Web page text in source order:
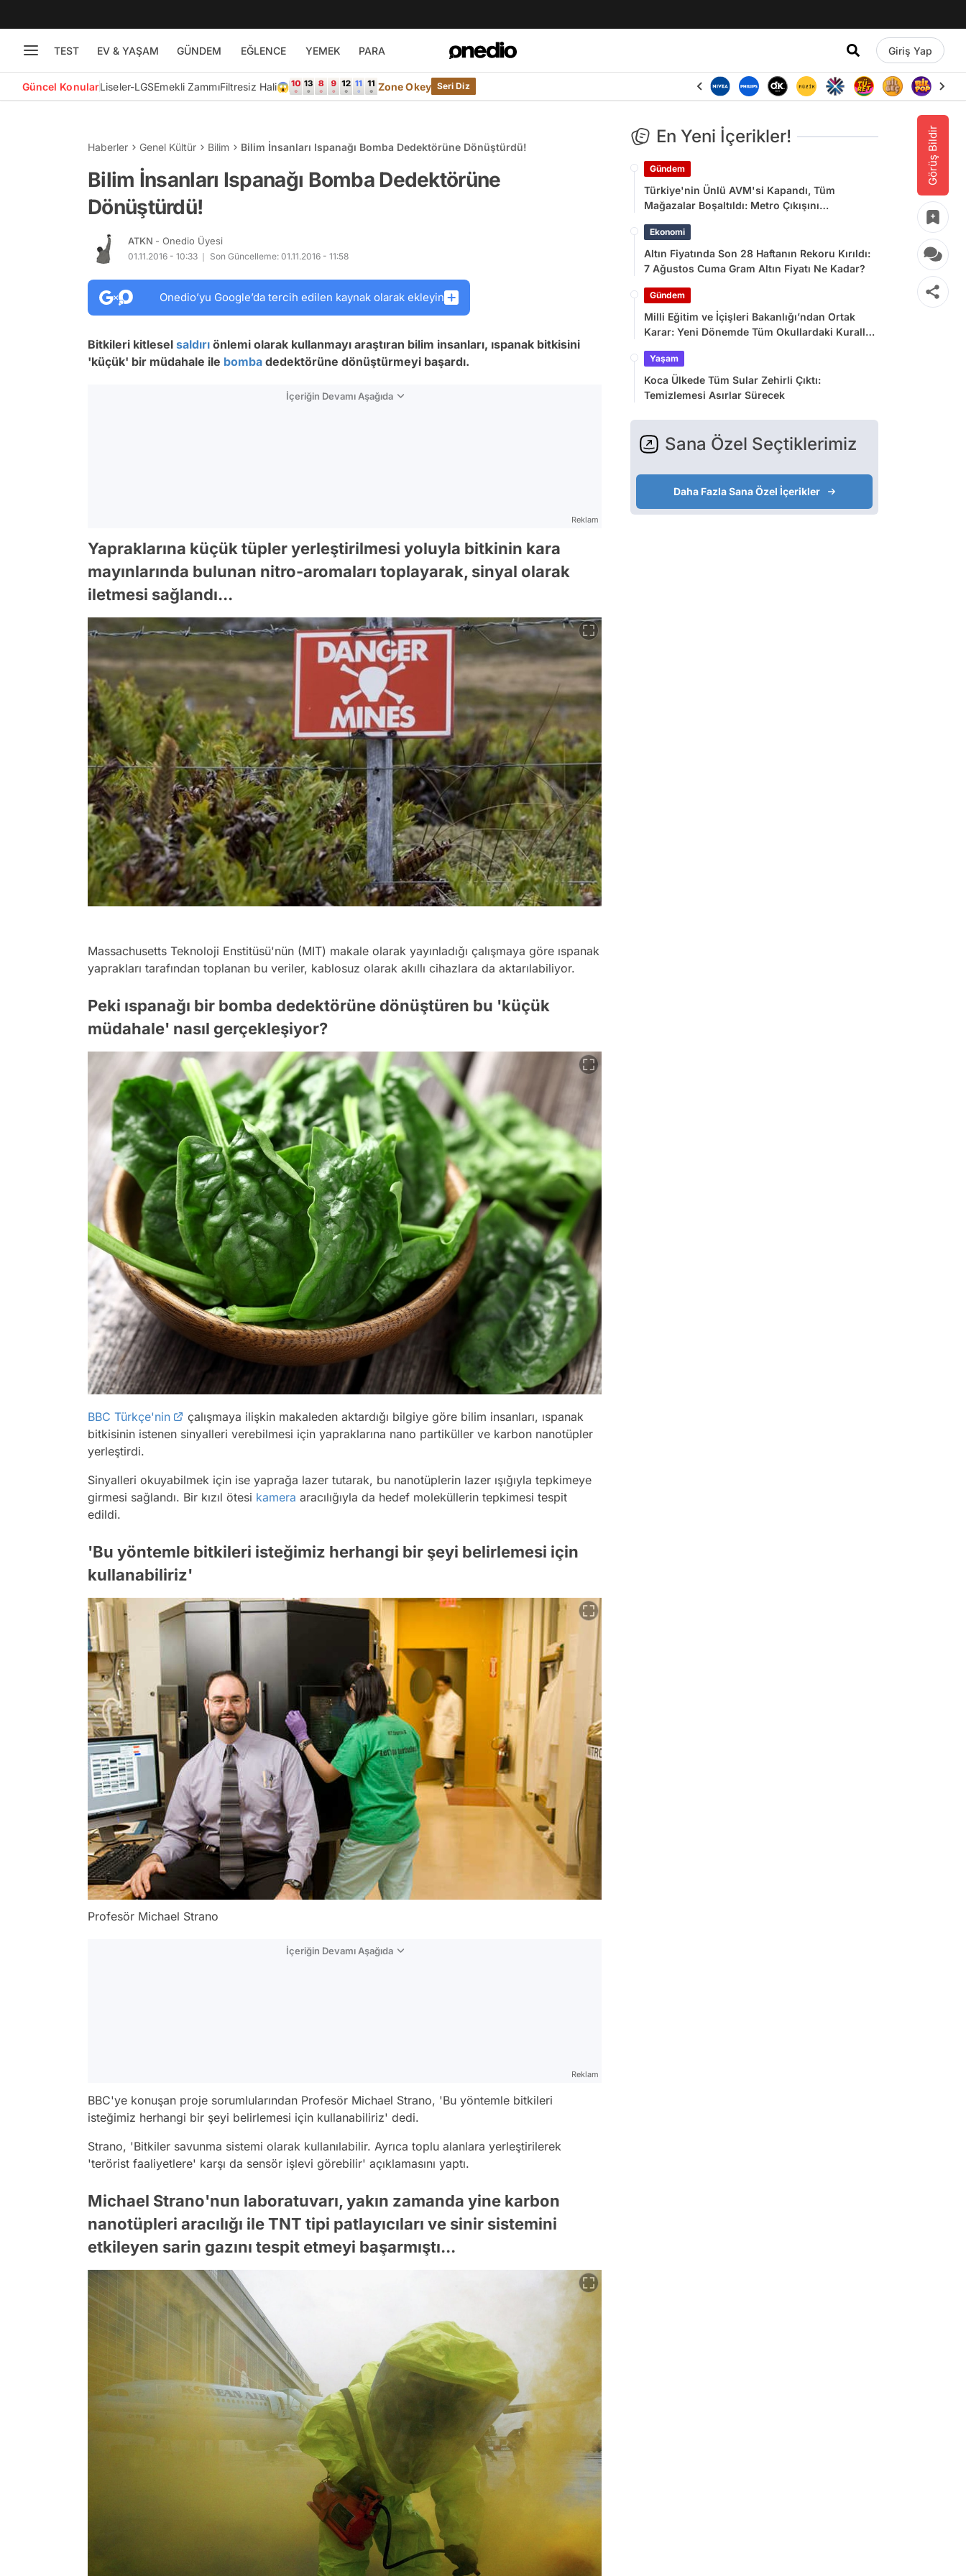
TEST EV & YAŞAM GÜNDEM EĞLENCE YEMEK PARA Giriş Yap
Güncel KonularLiseler-LGSEmekli ZammıFiltresiz Hali😱 Zone Okey Seri Diz
Görüş Bildir
Haberler Genel Kültür Bilim Bilim İnsanları Ispanağı Bomba Dedektörüne Dönüştürdü!
Bilim İnsanları Ispanağı Bomba Dedektörüne
Dönüştürdü!
ATKN - Onedio Üyesi
01.11.2016 - 10:33 Son Güncelleme: 01.11.2016 - 11:58
Onedio’yu Google’da tercih edilen kaynak olarak ekleyin
Bitkileri kitlesel saldırı önlemi olarak kullanmayı araştıran bilim insanları, ıspanak bitkisini
'küçük' bir müdahale ile bomba dedektörüne dönüştürmeyi başardı.
İçeriğin Devamı Aşağıda
Reklam
Yapraklarına küçük tüpler yerleştirilmesi yoluyla bitkinin kara
mayınlarında bulunan nitro-aromaları toplayarak, sinyal olarak
iletmesi sağlandı...
Massachusetts Teknoloji Enstitüsü'nün (MIT) makale olarak yayınladığı çalışmaya göre ıspanak
yaprakları tarafından toplanan bu veriler, kablosuz olarak akıllı cihazlara da aktarılabiliyor.
Peki ıspanağı bir bomba dedektörüne dönüştüren bu 'küçük
müdahale' nasıl gerçekleşiyor?
BBC Türkçe'nin
çalışmaya ilişkin makaleden aktardığı bilgiye göre bilim insanları, ıspanak
bitkisinin istenen sinyalleri verebilmesi için yapraklarına nano partiküller ve karbon nanotüpler
yerleştirdi.
Sinyalleri okuyabilmek için ise yaprağa lazer tutarak, bu nanotüplerin lazer ışığıyla tepkimeye
girmesi sağlandı. Bir kızıl ötesi kamera aracılığıyla da hedef moleküllerin tepkimesi tespit
edildi.
'Bu yöntemle bitkileri isteğimiz herhangi bir şeyi belirlemesi için
kullanabiliriz'
Profesör Michael Strano
İçeriğin Devamı Aşağıda
Reklam
BBC'ye konuşan proje sorumlularından Profesör Michael Strano, 'Bu yöntemle bitkileri
isteğimiz herhangi bir şeyi belirlemesi için kullanabiliriz' dedi.
Strano, 'Bitkiler savunma sistemi olarak kullanılabilir. Ayrıca toplu alanlara yerleştirilerek
'terörist faaliyetlere' karşı da sensör işlevi görebilir' açıklamasını yaptı.
Michael Strano'nun laboratuvarı, yakın zamanda yine karbon
nanotüpleri aracılığı ile TNT tipi patlayıcıları ve sinir sistemini
etkileyen sarin gazını tespit etmeyi başarmıştı...
En Yeni İçerikler!
Gündem
Türkiye'nin Ünlü AVM'si Kapandı, Tüm
Mağazalar Boşaltıldı: Metro Çıkışını
Ekonomi
Altın Fiyatında Son 28 Haftanın Rekoru Kırıldı:
7 Ağustos Cuma Gram Altın Fiyatı Ne Kadar?
Gündem
Milli Eğitim ve İçişleri Bakanlığı’ndan Ortak
Karar: Yeni Dönemde Tüm Okullardaki Kurallar
Yaşam
Koca Ülkede Tüm Sular Zehirli Çıktı:
Temizlemesi Asırlar Sürecek
Sana Özel Seçtiklerimiz
Daha Fazla Sana Özel İçerikler